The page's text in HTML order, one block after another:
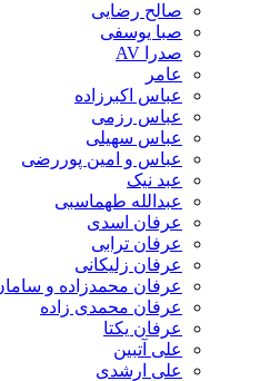
صالح رضایی
صبا یوسفی
عباس اکبرزاده
عباس رزمی
عباس سهیلی
عباس و امین پوررضی
عبد نیک
عبدالله طهماسبی‎
عرفان اسدی
عرفان ترابی
عرفان زلیکانی
عرفان محمدزاده و سامان داداشی
عرفان محمدی زاده
عرفان یکتا
علی آتبین
علی ارشدی